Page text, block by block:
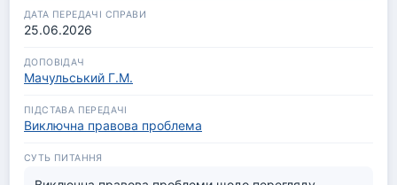
25.06.2026
Мачульський Г.М.
Виключна правова проблема